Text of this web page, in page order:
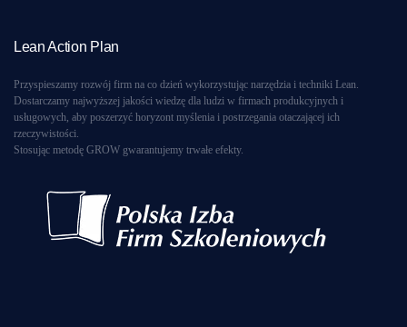
Lean Action Plan
Przyspieszamy rozwój firm na co dzień wykorzystując narzędzia i techniki Lean.
Dostarczamy najwyższej jakości wiedzę dla ludzi w firmach produkcyjnych i
usługowych, aby poszerzyć horyzont myślenia i postrzegania otaczającej ich
rzeczywistości.
Stosując metodę GROW gwarantujemy trwałe efekty.